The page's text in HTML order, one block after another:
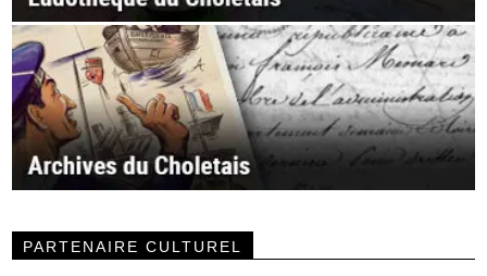
PARTENAIRE CULTUREL